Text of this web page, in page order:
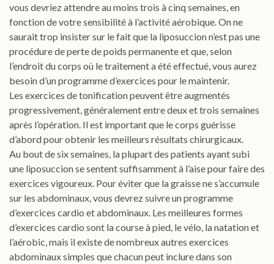
vous devriez attendre au moins trois à cinq semaines, en
fonction de votre sensibilité à l’activité aérobique. On ne
saurait trop insister sur le fait que la liposuccion n’est pas une
procédure de perte de poids permanente et que, selon
l’endroit du corps où le traitement a été effectué, vous aurez
besoin d’un programme d’exercices pour le maintenir.
Les exercices de tonification peuvent être augmentés
progressivement, généralement entre deux et trois semaines
après l’opération. Il est important que le corps guérisse
d’abord pour obtenir les meilleurs résultats chirurgicaux.
Au bout de six semaines, la plupart des patients ayant subi
une liposuccion se sentent suffisamment à l’aise pour faire des
exercices vigoureux. Pour éviter que la graisse ne s’accumule
sur les abdominaux, vous devrez suivre un programme
d’exercices cardio et abdominaux. Les meilleures formes
d’exercices cardio sont la course à pied, le vélo, la natation et
l’aérobic, mais il existe de nombreux autres exercices
abdominaux simples que chacun peut inclure dans son